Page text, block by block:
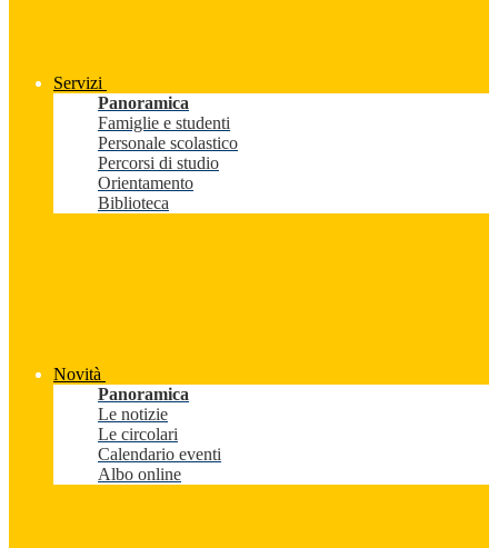
Servizi
Panoramica
Famiglie e studenti
Personale scolastico
Percorsi di studio
Orientamento
Biblioteca
Novità
Panoramica
Le notizie
Le circolari
Calendario eventi
Albo online